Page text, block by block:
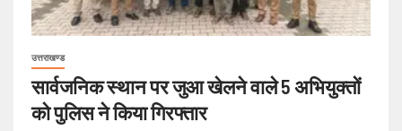
उत्तराखण्ड
सार्वजनिक स्थान पर जुआ खेलने वाले 5 अभियुक्तों
को पुलिस ने किया गिरफ्तार